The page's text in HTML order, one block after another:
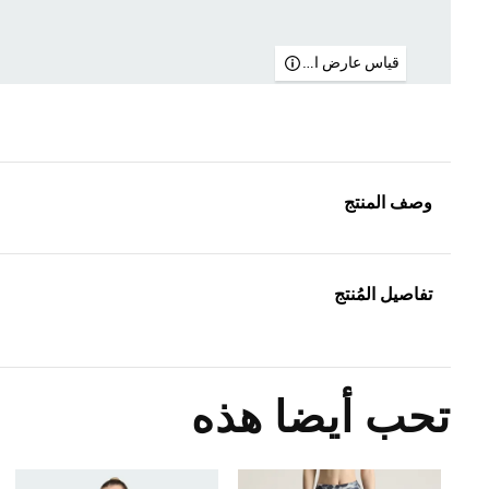
قياس عارض الأزياء
وصف المنتج
تفاصيل المُنتج
تحب أيضا هذه